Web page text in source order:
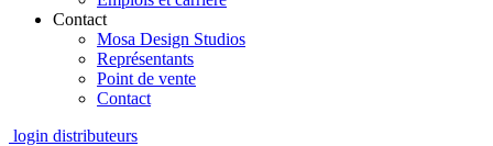
Contact
Mosa Design Studios
Représentants
Point de vente
Contact
login distributeurs